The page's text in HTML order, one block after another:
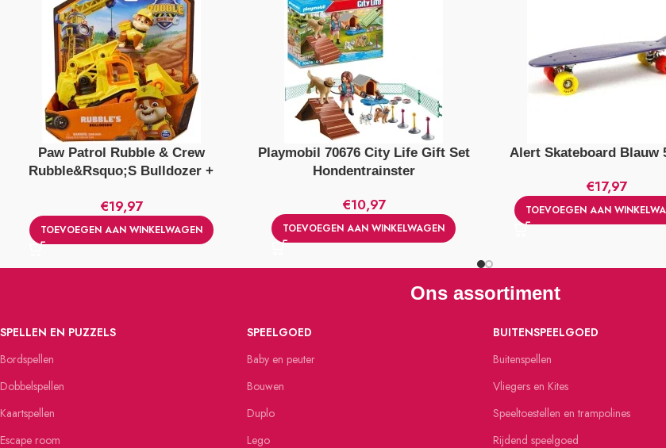
Paw Patrol Rubble & Crew
Rubble&Rsquo;S Bulldozer +
€19,97
TOEVOEGEN AAN WINKELWAGEN
Playmobil 70676 City Life Gift Set
Hondentrainster
€10,97
TOEVOEGEN AAN WINKELWAGEN
Alert Skateboard Blauw
€17,97
TOEVOEGEN AAN
Ons assortiment
SPELLEN EN PUZZELS
Bordspellen
Dobbelspellen
Kaartspellen
Escape room
SPEELGOED
Baby en peuter
Bouwen
Duplo
Lego
BUITENSPEELGOED
Buitenspellen
Vliegers en Kites
Speeltoestellen en trampolines
Rijdend speelgoed